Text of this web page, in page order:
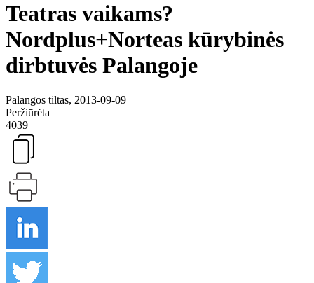
Teatras vaikams?
Nordplus+Norteas kūrybinės
dirbtuvės Palangoje
Palangos tiltas, 2013-09-09
Peržiūrėta
4039